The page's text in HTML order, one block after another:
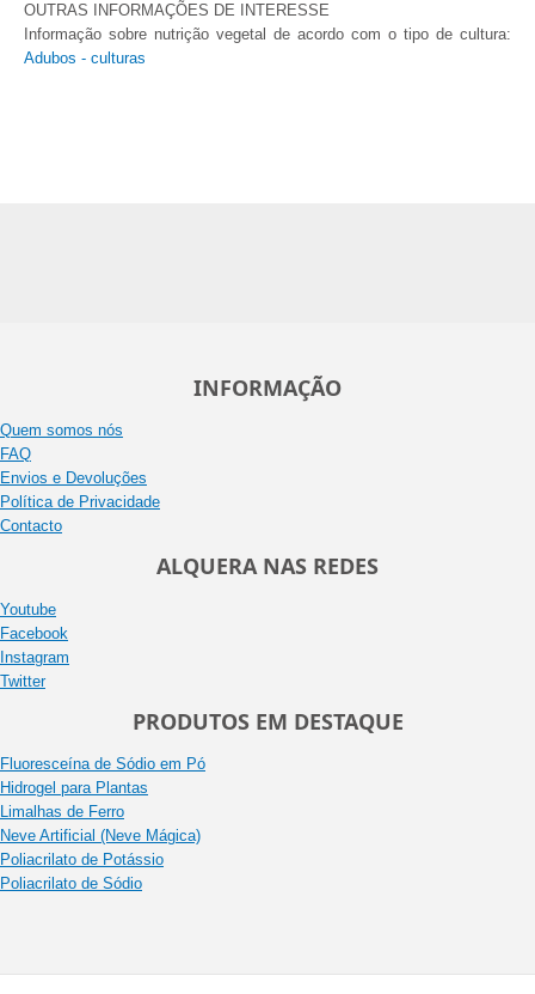
OUTRAS INFORMAÇÕES DE INTERESSE
Informação sobre nutrição vegetal de acordo com o tipo de cultura:
Adubos - culturas
INFORMAÇÃO
Quem somos nós
FAQ
Envios e Devoluções
Política de Privacidade
Contacto
ALQUERA NAS REDES
Youtube
Facebook
Instagram
Twitter
PRODUTOS EM DESTAQUE
Fluoresceína de Sódio em Pó
Hidrogel para Plantas
Limalhas de Ferro
Neve Artificial (Neve Mágica)
Poliacrilato de Potássio
Poliacrilato de Sódio